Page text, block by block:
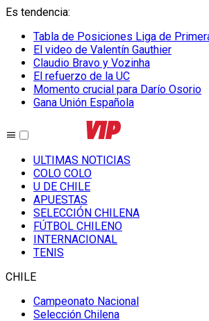
Es tendencia:
Tabla de Posiciones Liga de
El video de Valentín Gauthier
Claudio Bravo y Vozinha
El refuerzo de la UC
Momento crucial para Darío Osorio
Gana Unión Española
ULTIMAS NOTICIAS
COLO COLO
U DE CHILE
APUESTAS
SELECCIÓN CHILENA
FÚTBOL CHILENO
INTERNACIONAL
TENIS
CHILE
Campeonato Nacional
Selección Chilena